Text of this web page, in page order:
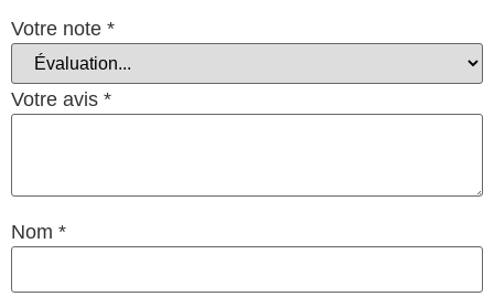
Votre note *
Votre avis *
Nom *